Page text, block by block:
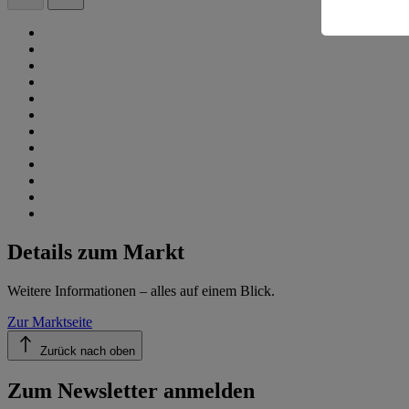
Details zum Markt
Weitere Informationen – alles auf einem Blick.
Zur Marktseite
Zurück nach oben
Zum Newsletter anmelden